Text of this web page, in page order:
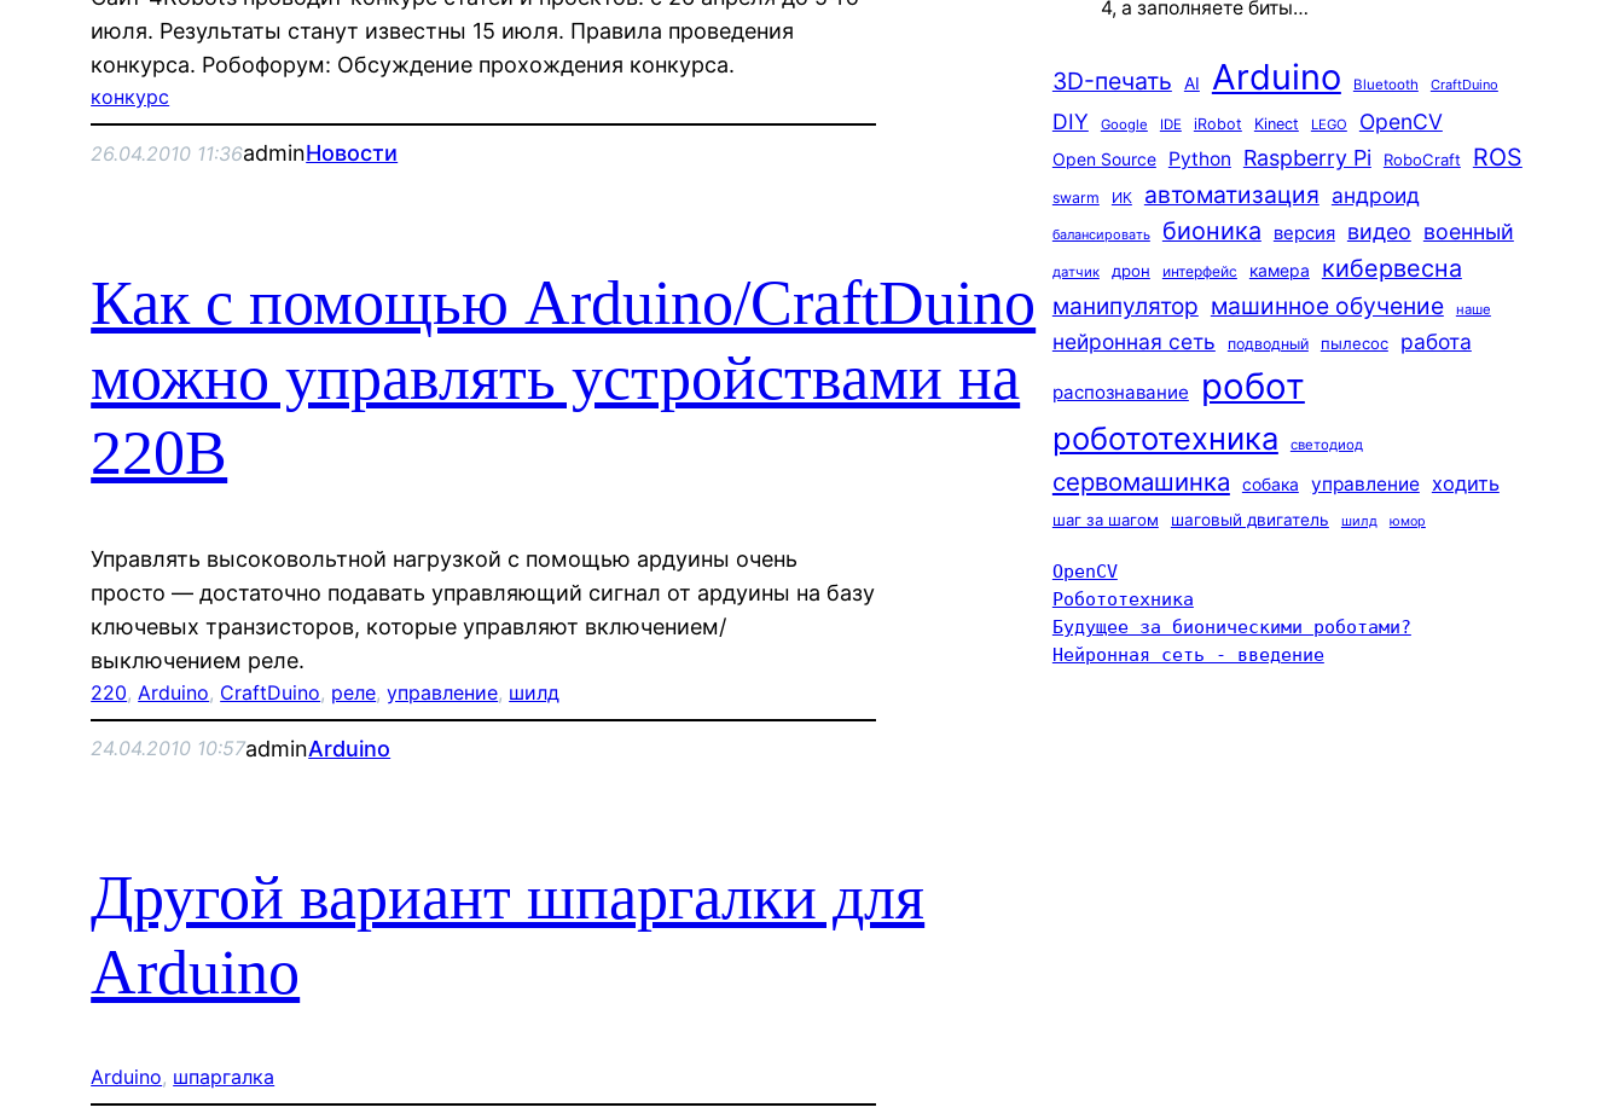
июля. Результаты станут известны 15 июля. Правила проведения
конкурса. Робофорум: Обсуждение прохождения конкурса.
конкурс
26.04.2010 11:36adminНовости
Как с помощью Arduino/CraftDuino
можно управлять устройствами на
220В
Управлять высоковольтной нагрузкой с помощью ардуины очень
просто — достаточно подавать управляющий сигнал от ардуины на базу
ключевых транзисторов, которые управляют включением/
выключением реле.
220, Arduino, CraftDuino, реле, управление, шилд
24.04.2010 10:57adminArduino
Другой вариант шпаргалки для
Arduino
Arduino, шпаргалка
4, а заполняете биты…
3D-печать AI Arduino Bluetooth CraftDuino
DIY Google IDE iRobot Kinect LEGO OpenCV
Open Source Python Raspberry Pi RoboCraft ROS
swarm ИК автоматизация андроид
балансировать бионика версия видео военный
датчик дрон интерфейс камера кибервесна
манипулятор машинное обучение наше
нейронная сеть подводный пылесос работа
распознавание робот
робототехника светодиод
сервомашинка собака управление ходить
шаг за шагом шаговый двигатель шилд юмор
OpenCV
Робототехника
Будущее за бионическими роботами?
Нейронная сеть - введение